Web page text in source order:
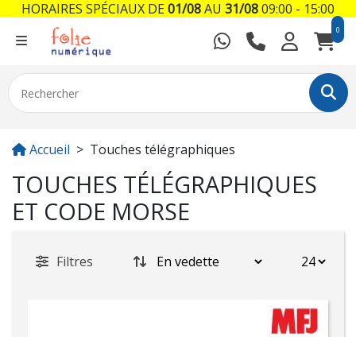
0
Accueil Touches télégraphiques
TOUCHES TÉLÉGRAPHIQUES
ET CODE MORSE
Filtres
HORAIRES SPÉCIAUX DE01/08AU 31/0809:00 - 15:00